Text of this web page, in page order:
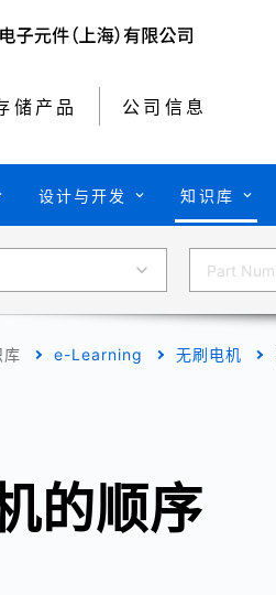
储产品 公司信息
设计与开发 知识库
库 e-Learning 无刷电机
的顺序